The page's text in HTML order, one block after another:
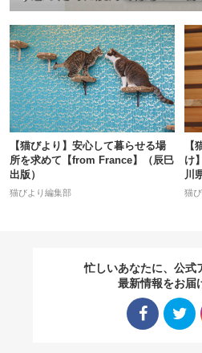
【猫びより】安心して暮らせる場
所を求めて【from France】（辰巳
出版）
猫びより編集部
け
川
版）
猫
忙しいあなたに、公式
最新情報をお届